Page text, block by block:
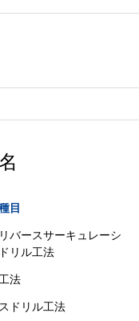
目
バースサーキュレーシ
リル工法
法
ドリル工法